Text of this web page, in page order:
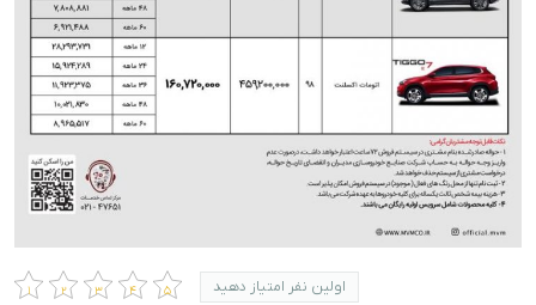
اولین نفر امتیاز دهید